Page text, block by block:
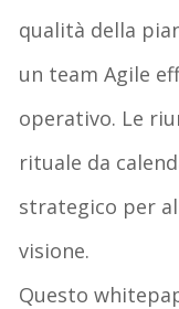
qualità della
un team Agile
operativo. Le
rituale da
strategico per
visione.
Questo